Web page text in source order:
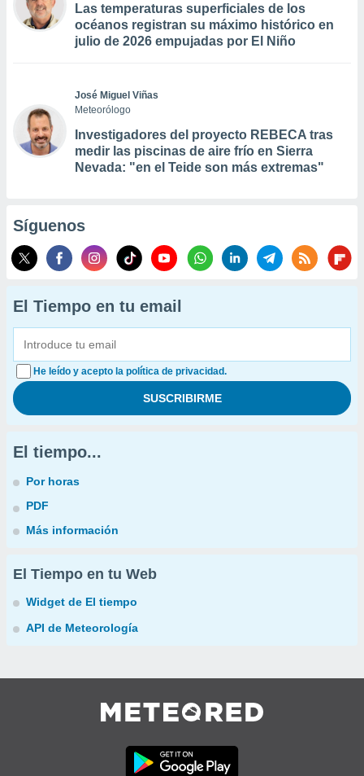
Las temperaturas superficiales de los
océanos registran su máximo histórico en
julio de 2026 empujadas por El Niño
José Miguel Viñas
Meteorólogo
Investigadores del proyecto REBECA tras
medir las piscinas de aire frío en Sierra
Nevada: "en el Teide son más extremas"
Síguenos
El Tiempo en tu email
He leído y acepto la política de privacidad.
El tiempo...
Por horas
PDF
Más información
El Tiempo en tu Web
Widget de El tiempo
API de Meteorología